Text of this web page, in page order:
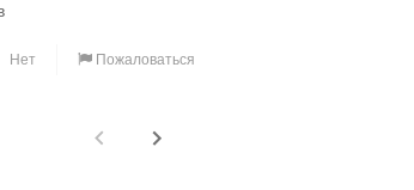
Нет Пожаловаться